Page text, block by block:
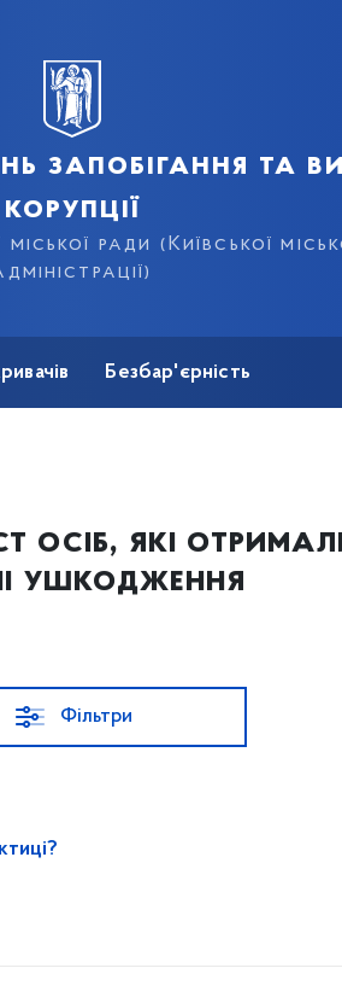
запобігання та
корупції
ради (Київської
Безбар'єрність
осіб, які
ушкодження
Фільтри